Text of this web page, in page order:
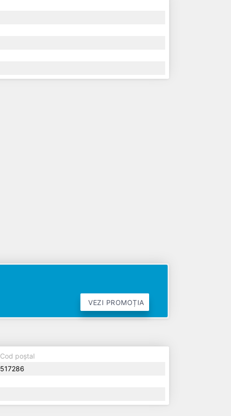
VEZI PROMOȚIA
Cod poștal
517286